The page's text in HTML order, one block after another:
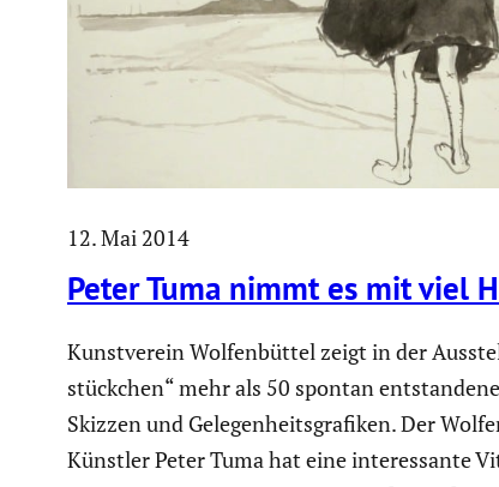
12. Mai 2014
Peter Tuma nimmt es mit viel
Kunst­verein Wolfen­büttel zeigt in der
stück­chen“ mehr als 50 spontan
Skizzen und Gelegen­heits­gra­fiken. Der
Künstler Peter Tuma hat eine inter­es­sante